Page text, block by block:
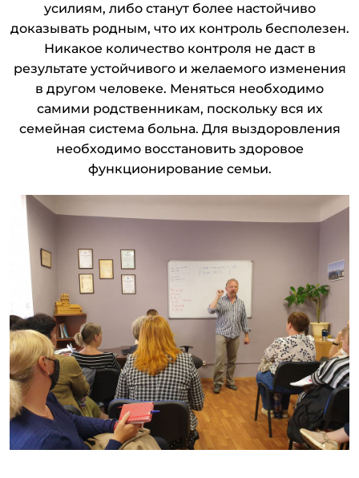
усилиям, либо станут более настойчиво
доказывать родным, что их контроль бесполезен.
Никакое количество контроля не даст в
результате устойчивого и желаемого изменения
в другом человеке. Меняться необходимо
самими родственникам, поскольку вся их
семейная система больна. Для выздоровления
необходимо восстановить здоровое
функционирование семьи.